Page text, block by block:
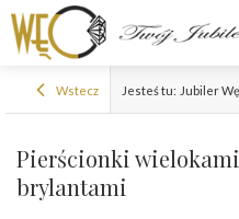
Wstecz Jesteś tu: Jubiler
Pierścionki
brylantami